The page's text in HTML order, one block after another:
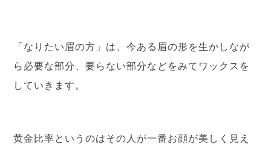
「なりたい眉の方」は、今ある眉の形を生かしなが
ら必要な部分、要らない部分などをみてワックスを
していきます。
黄金比率というのはその人が一番お顔が美しく見え